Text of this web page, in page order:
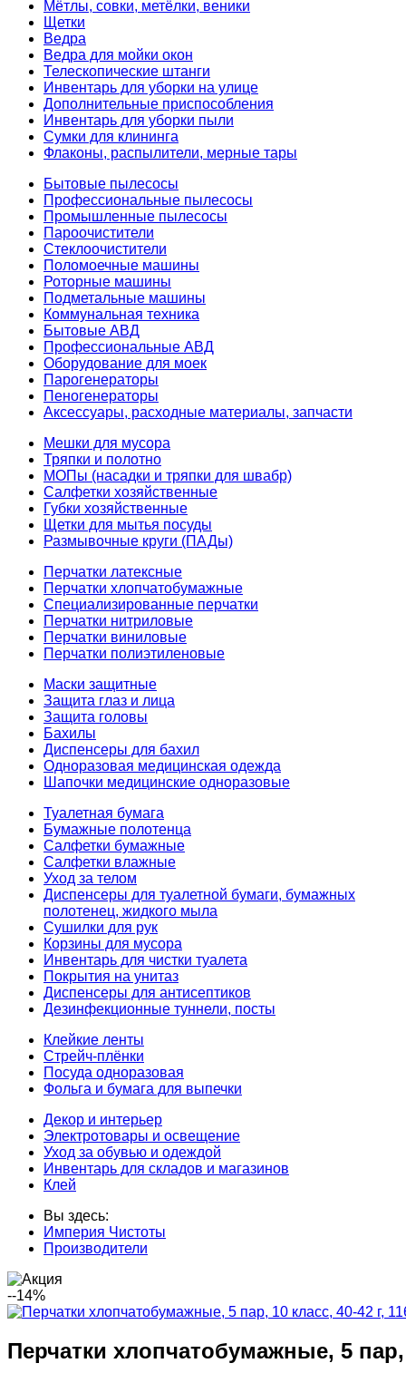
Мётлы, совки, метёлки, веники
Щетки
Ведра
Ведра для мойки окон
Телескопические штанги
Инвентарь для уборки на улице
Дополнительные приспособления
Инвентарь для уборки пыли
Сумки для клининга
Флаконы, распылители, мерные тары
Бытовые пылесосы
Профессиональные пылесосы
Промышленные пылесосы
Пароочистители
Стеклоочистители
Поломоечные машины
Роторные машины
Подметальные машины
Коммунальная техника
Бытовые АВД
Профессиональные АВД
Оборудование для моек
Парогенераторы
Пеногенераторы
Аксессуары, расходные материалы, запчасти
Мешки для мусора
Тряпки и полотно
МОПы (насадки и тряпки для швабр)
Салфетки хозяйственные
Губки хозяйственные
Щетки для мытья посуды
Размывочные круги (ПАДы)
Перчатки латексные
Перчатки хлопчатобумажные
Специализированные перчатки
Перчатки нитриловые
Перчатки виниловые
Перчатки полиэтиленовые
Маски защитные
Защита глаз и лица
Защита головы
Бахилы
Диспенсеры для бахил
Одноразовая медицинская одежда
Шапочки медицинские одноразовые
Туалетная бумага
Бумажные полотенца
Салфетки бумажные
Салфетки влажные
Уход за телом
Диспенсеры для туалетной бумаги, бумажных
полотенец, жидкого мыла
Сушилки для рук
Корзины для мусора
Инвентарь для чистки туалета
Покрытия на унитаз
Диспенсеры для антисептиков
Дезинфекционные туннели, посты
Клейкие ленты
Стрейч-плёнки
Посуда одноразовая
Фольга и бумага для выпечки
Декор и интерьер
Электротовары и освещение
Уход за обувью и одеждой
Инвентарь для складов и магазинов
Клей
Вы здесь:
Империя Чистоты
Производители
--14%
Перчатки хлопчатобумажные, 5